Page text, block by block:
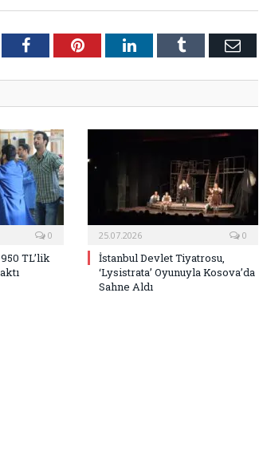
FacebookPinterestLinkedInTumblr E-
0
TL’lik
25.07.2026 0
İstanbul Devlet Tiyatrosu,
‘Lysistrata’ Oyunuyla Kosova’da
Sahne Aldı